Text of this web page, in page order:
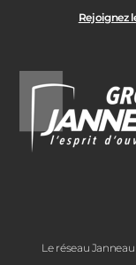
Rejoignez
Le réseau